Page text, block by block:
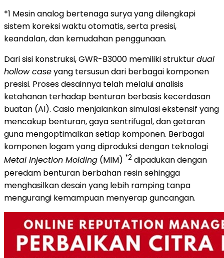
*1 Mesin analog bertenaga surya yang dilengkapi
sistem koreksi waktu otomatis, serta presisi,
keandalan, dan kemudahan penggunaan.
Dari sisi konstruksi, GWR-B3000 memiliki strukturdual
hollow caseyang tersusun dari berbagai komponen
presisi. Proses desainnya telah melalui analisis
ketahanan terhadap benturan berbasis kecerdasan
buatan (AI). Casio menjalankan simulasi ekstensif yang
mencakup benturan, gaya sentrifugal, dan getaran
guna mengoptimalkan setiap komponen. Berbagai
komponen logam yang diproduksi dengan teknologi
Metal Injection Molding (MIM) *2 dipadukan dengan
peredam benturan berbahan resin sehingga
menghasilkan desain yang lebih ramping tanpa
mengurangi kemampuan menyerap guncangan.